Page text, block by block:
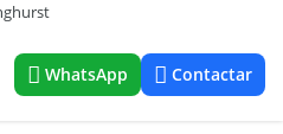
WhatsApp Contactar